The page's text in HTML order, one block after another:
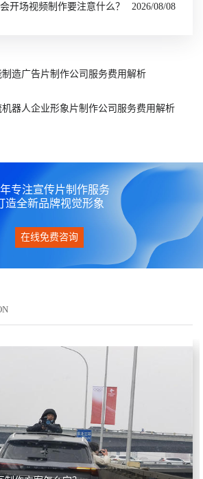
2026/08/08
开场视频制作要注意什么？
制造广告片制作公司服务费用解析
机器人企业形象片制作公司服务费用解析
专注宣传片制作服务
造全新品牌视觉形象
在线免费咨询